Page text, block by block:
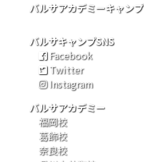
バルサアカデミーキャンプ
バルサキャンプSNS
Facebook
Twitter
Instagram
バルサアカデミー
福岡校
葛飾校
奈良校